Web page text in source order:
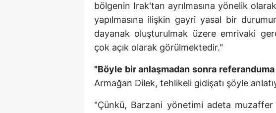
bölgenin Irak'tan ayrılmasına yönelik
yapılmasına ilişkin gayri yasal bir
dayanak oluşturulmak üzere emrivaki
çok açık olarak görülmektedir."
"Böyle bir anlaşmadan sonra
Armağan Dilek, tehlikeli gidişatı şöyle
"Çünkü, Barzani yönetimi adeta